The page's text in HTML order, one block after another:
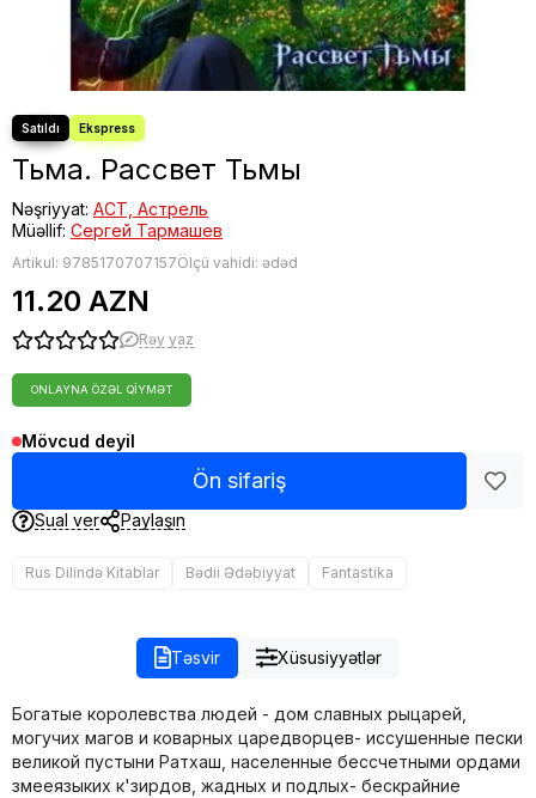
Тьма. Рассвет Тьмы
Nəşriyyat: АСТ, Астрель
Müəllif: Сергей Тармашев
Artikul: 9785170707157Ölçü vahidi: ədəd
11.20 AZN
Rəy yaz
ONLAYNA ÖZƏL QIYMƏT
Mövcud deyil
Ön sifariş
Sual ver Paylaşın
Rus Dilində Kitablar Bədii Ədəbiyyat Fantastika
Təsvir Xüsusiyyətlər
Богатые королевства людей - дом славных рыцарей,
могучих магов и коварных царедворцев- иссушенные пески
великой пустыни Ратхаш, населенные бессчетными ордами
змееязыких к'зирдов, жадных и подлых- бескрайние